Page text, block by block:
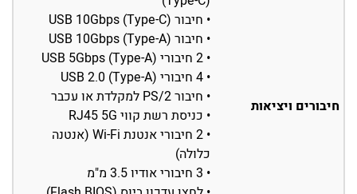
חיבורים ויציאות
• חיבור USB 10Gbps (Type-C)
• חיבור USB 10Gbps (Type-A)
• 2 חיבורי USB 5Gbps (Type-A)
• 4 חיבורי USB 2.0 (Type-A)
• חיבור PS/2 למקלדת או עכבר
• כניסת רשת קווי RJ45 5G
• 2 חיבורי אנטנת Wi-Fi (אנטנה
כלולה)
• 3 חיבורי אודיו 3.5 מ"מ